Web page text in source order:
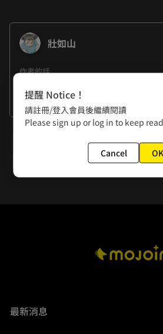
壯如山
作者的話
追劇常有欲罷不能的感覺，恨不得一直
很痛苦。追漫畫也是一樣吧？有人在等
看更多
第35話 唐
最新消息
提醒 Notice！
請註冊/登入會員後繼續閱讀
Please sign up or log in to keep
Cancel OK